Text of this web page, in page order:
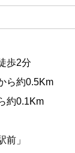
歩2分
ら約0.5Km
約0.1Km
前」